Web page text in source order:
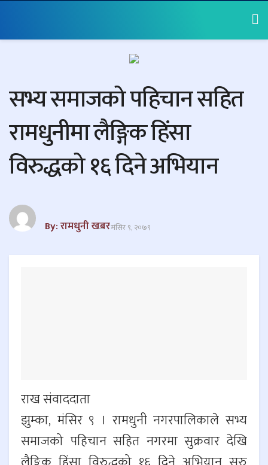
सभ्य समाजको पहिचान सहित
रामधुनीमा लैङ्गिक हिंसा
विरुद्धको १६ दिने अभियान
By: रामधुनी खबरमंसिर ९, २०७९
राख संवाददाता
झुम्का, मंसिर ९ । रामधुनी नगरपालिकाले सभ्य
समाजको पहिचान सहित नगरमा सुक्रवार देखि